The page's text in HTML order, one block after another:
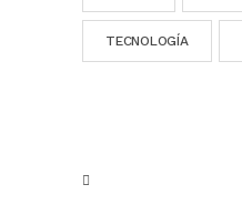
TECNOLOGÍA